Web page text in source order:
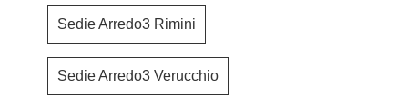
Sedie Arredo3 Rimini
Sedie Arredo3 Verucchio